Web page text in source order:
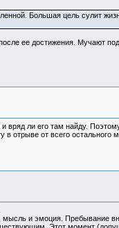
Большая цель сулит
ее достижения. Мучают
вряд ли его там найду.
отрыве от всего остального
и эмоция. Пребывание